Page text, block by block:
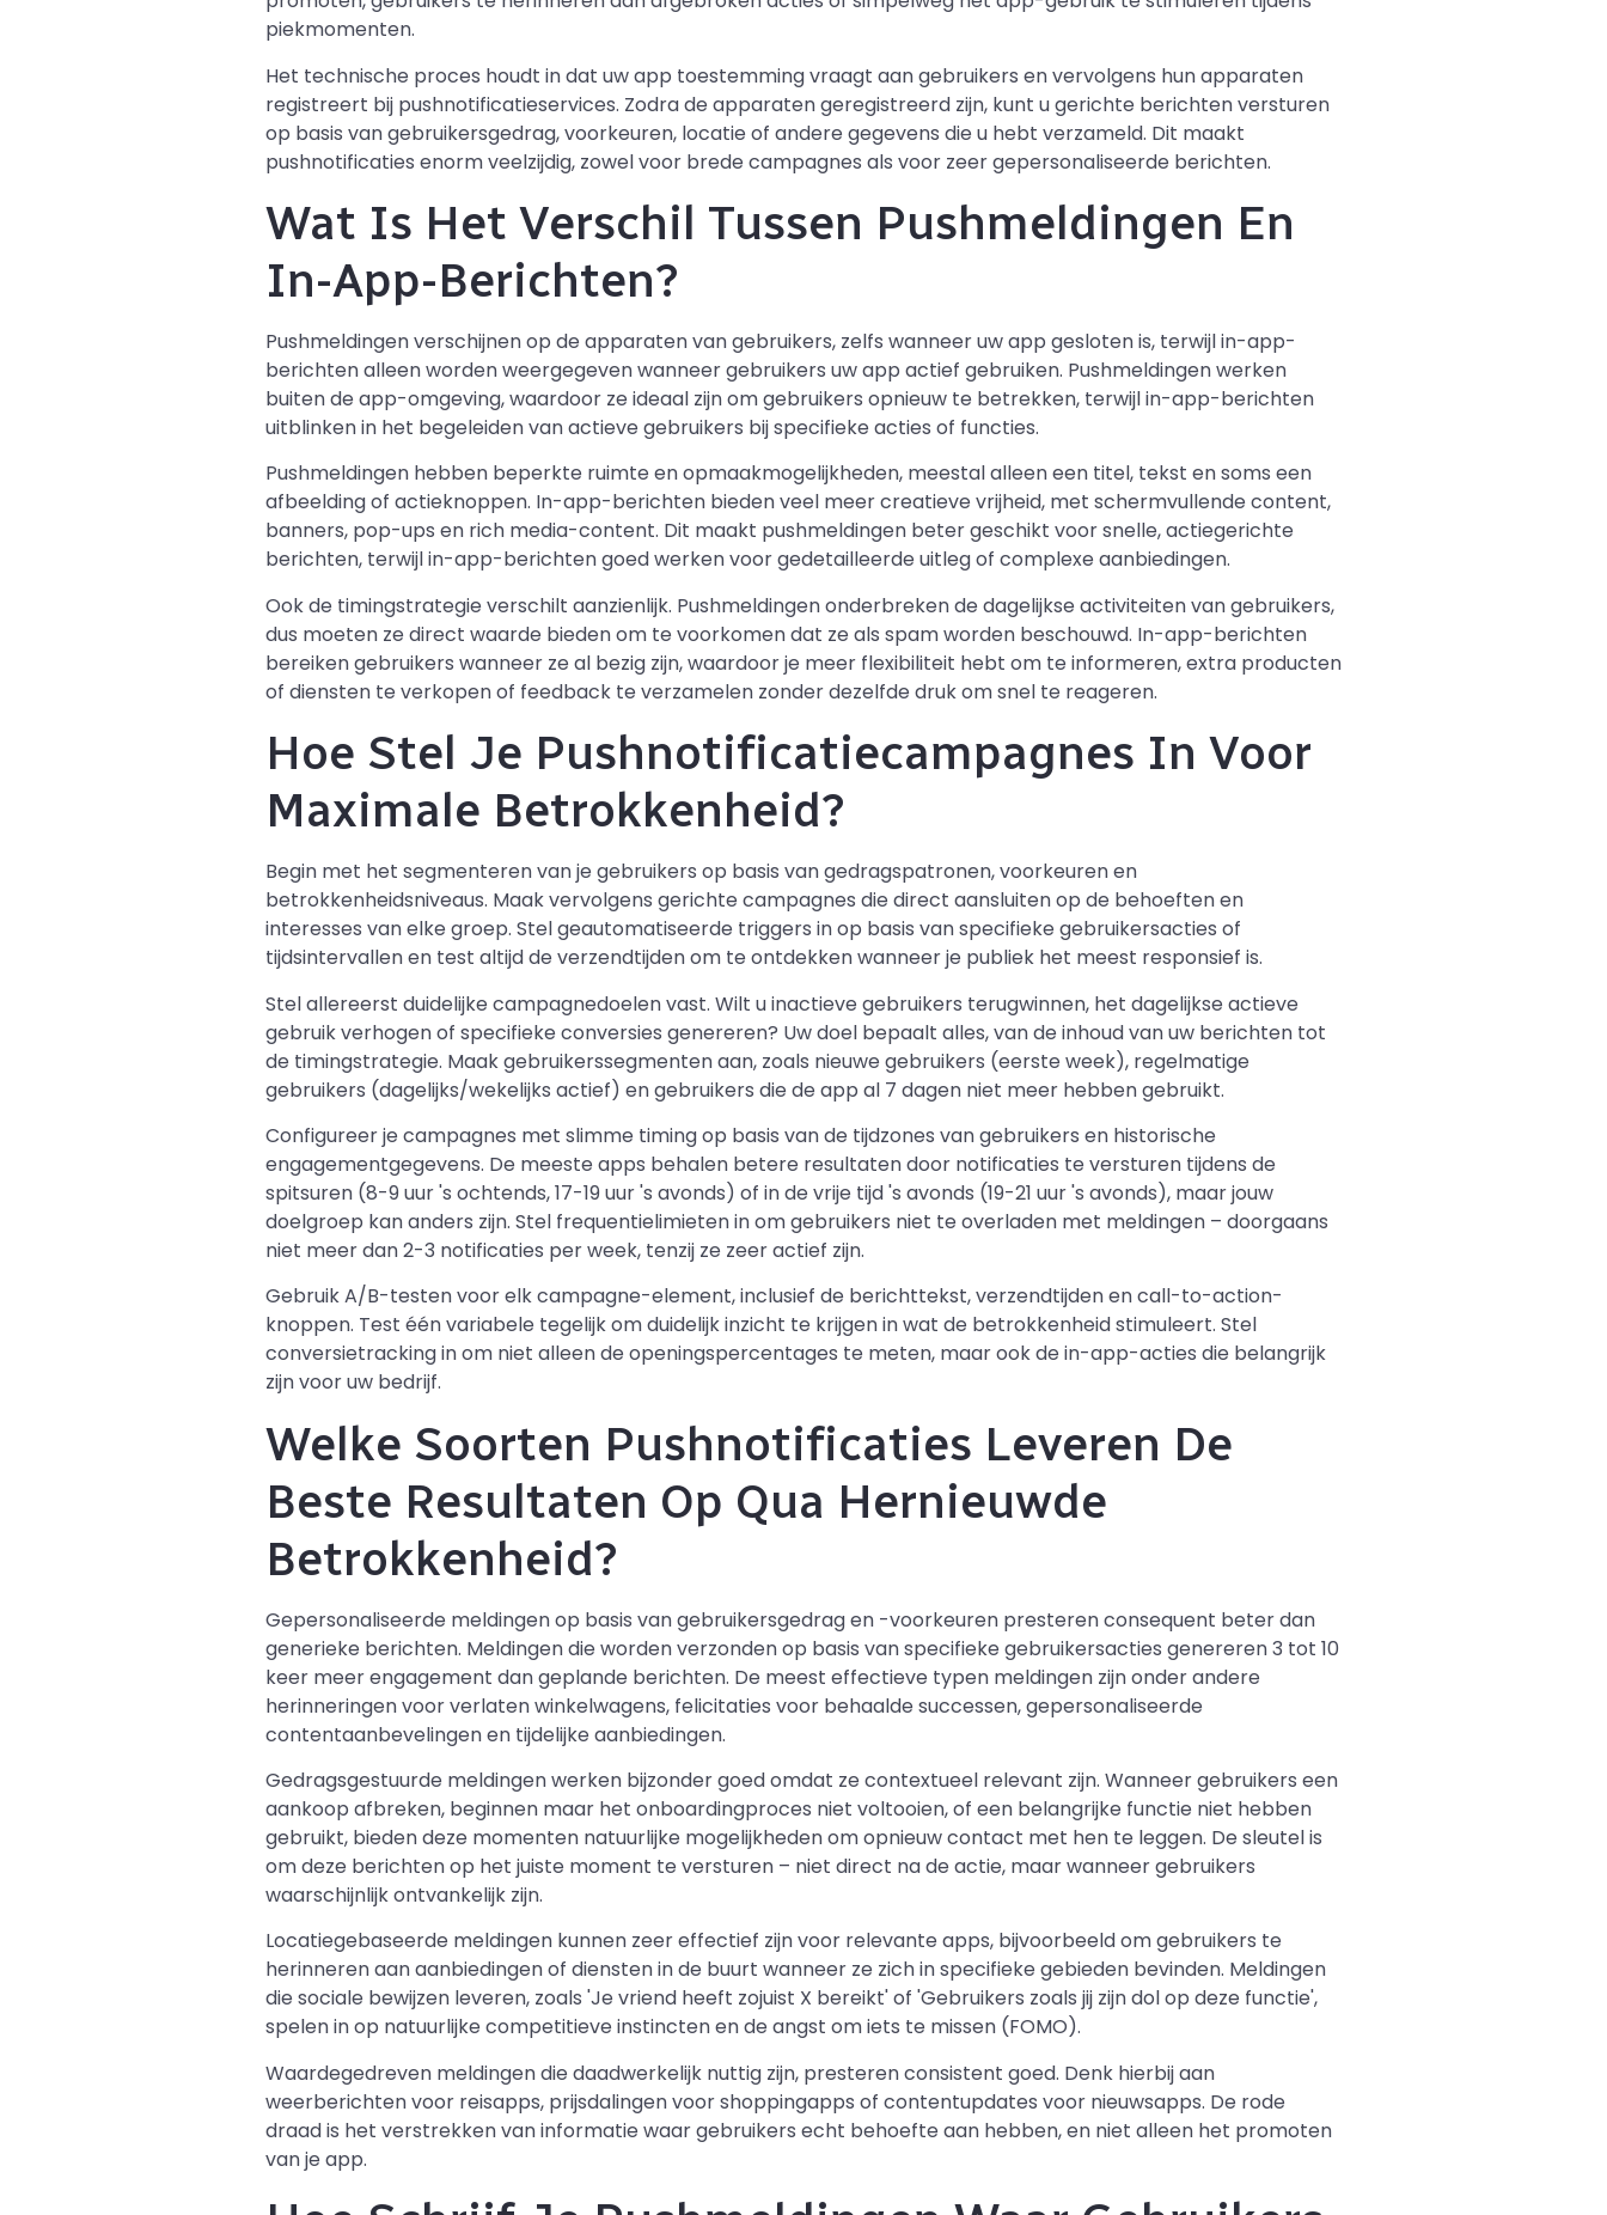
piekmomenten.
Het technische proces houdt in dat uw app toestemming vraagt aan gebruikers en vervolgens hun apparaten
registreert bij pushnotificatieservices. Zodra de apparaten geregistreerd zijn, kunt u gerichte berichten versturen
op basis van gebruikersgedrag, voorkeuren, locatie of andere gegevens die u hebt verzameld. Dit maakt
pushnotificaties enorm veelzijdig, zowel voor brede campagnes als voor zeer gepersonaliseerde berichten.
Wat Is Het Verschil Tussen Pushmeldingen En
In-App-Berichten?
Pushmeldingen verschijnen op de apparaten van gebruikers, zelfs wanneer uw app gesloten is, terwijl in-app-
berichten alleen worden weergegeven wanneer gebruikers uw app actief gebruiken. Pushmeldingen werken
buiten de app-omgeving, waardoor ze ideaal zijn om gebruikers opnieuw te betrekken, terwijl in-app-berichten
uitblinken in het begeleiden van actieve gebruikers bij specifieke acties of functies.
Pushmeldingen hebben beperkte ruimte en opmaakmogelijkheden, meestal alleen een titel, tekst en soms een
afbeelding of actieknoppen. In-app-berichten bieden veel meer creatieve vrijheid, met schermvullende content,
banners, pop-ups en rich media-content. Dit maakt pushmeldingen beter geschikt voor snelle, actiegerichte
berichten, terwijl in-app-berichten goed werken voor gedetailleerde uitleg of complexe aanbiedingen.
Ook de timingstrategie verschilt aanzienlijk. Pushmeldingen onderbreken de dagelijkse activiteiten van gebruikers,
dus moeten ze direct waarde bieden om te voorkomen dat ze als spam worden beschouwd. In-app-berichten
bereiken gebruikers wanneer ze al bezig zijn, waardoor je meer flexibiliteit hebt om te informeren, extra producten
of diensten te verkopen of feedback te verzamelen zonder dezelfde druk om snel te reageren.
Hoe Stel Je Pushnotificatiecampagnes In Voor
Maximale Betrokkenheid?
Begin met het segmenteren van je gebruikers op basis van gedragspatronen, voorkeuren en
betrokkenheidsniveaus. Maak vervolgens gerichte campagnes die direct aansluiten op de behoeften en
interesses van elke groep. Stel geautomatiseerde triggers in op basis van specifieke gebruikersacties of
tijdsintervallen en test altijd de verzendtijden om te ontdekken wanneer je publiek het meest responsief is.
Stel allereerst duidelijke campagnedoelen vast. Wilt u inactieve gebruikers terugwinnen, het dagelijkse actieve
gebruik verhogen of specifieke conversies genereren? Uw doel bepaalt alles, van de inhoud van uw berichten tot
de timingstrategie. Maak gebruikerssegmenten aan, zoals nieuwe gebruikers (eerste week), regelmatige
gebruikers (dagelijks/wekelijks actief) en gebruikers die de app al 7 dagen niet meer hebben gebruikt.
Configureer je campagnes met slimme timing op basis van de tijdzones van gebruikers en historische
engagementgegevens. De meeste apps behalen betere resultaten door notificaties te versturen tijdens de
spitsuren (8-9 uur 's ochtends, 17-19 uur 's avonds) of in de vrije tijd 's avonds (19-21 uur 's avonds), maar jouw
doelgroep kan anders zijn. Stel frequentielimieten in om gebruikers niet te overladen met meldingen – doorgaans
niet meer dan 2-3 notificaties per week, tenzij ze zeer actief zijn.
Gebruik A/B-testen voor elk campagne-element, inclusief de berichttekst, verzendtijden en call-to-action-
knoppen. Test één variabele tegelijk om duidelijk inzicht te krijgen in wat de betrokkenheid stimuleert. Stel
conversietracking in om niet alleen de openingspercentages te meten, maar ook de in-app-acties die belangrijk
zijn voor uw bedrijf.
Welke Soorten Pushnotificaties Leveren De
Beste Resultaten Op Qua Hernieuwde
Betrokkenheid?
Gepersonaliseerde meldingen op basis van gebruikersgedrag en -voorkeuren presteren consequent beter dan
generieke berichten. Meldingen die worden verzonden op basis van specifieke gebruikersacties genereren 3 tot 10
keer meer engagement dan geplande berichten. De meest effectieve typen meldingen zijn onder andere
herinneringen voor verlaten winkelwagens, felicitaties voor behaalde successen, gepersonaliseerde
contentaanbevelingen en tijdelijke aanbiedingen.
Gedragsgestuurde meldingen werken bijzonder goed omdat ze contextueel relevant zijn. Wanneer gebruikers een
aankoop afbreken, beginnen maar het onboardingproces niet voltooien, of een belangrijke functie niet hebben
gebruikt, bieden deze momenten natuurlijke mogelijkheden om opnieuw contact met hen te leggen. De sleutel is
om deze berichten op het juiste moment te versturen – niet direct na de actie, maar wanneer gebruikers
waarschijnlijk ontvankelijk zijn.
Locatiegebaseerde meldingen kunnen zeer effectief zijn voor relevante apps, bijvoorbeeld om gebruikers te
herinneren aan aanbiedingen of diensten in de buurt wanneer ze zich in specifieke gebieden bevinden. Meldingen
die sociale bewijzen leveren, zoals 'Je vriend heeft zojuist X bereikt' of 'Gebruikers zoals jij zijn dol op deze functie',
spelen in op natuurlijke competitieve instincten en de angst om iets te missen (FOMO).
Waardegedreven meldingen die daadwerkelijk nuttig zijn, presteren consistent goed. Denk hierbij aan
weerberichten voor reisapps, prijsdalingen voor shoppingapps of contentupdates voor nieuwsapps. De rode
draad is het verstrekken van informatie waar gebruikers echt behoefte aan hebben, en niet alleen het promoten
van je app.